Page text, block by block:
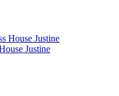
Justine